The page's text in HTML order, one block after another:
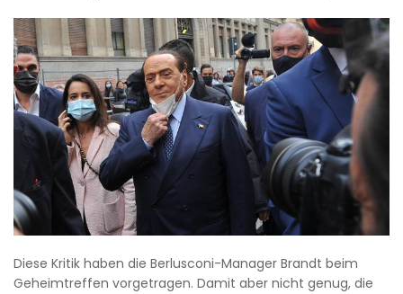
Diese Kritik haben die Berlusconi-Manager Brandt beim
Geheimtreffen vorgetragen. Damit aber nicht genug, die